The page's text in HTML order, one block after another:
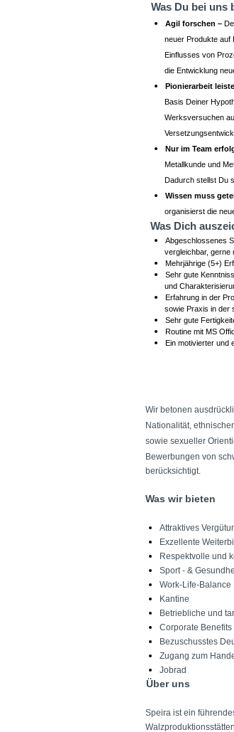
Was Du bei uns
Agil forschen –
neuer Produkte auf
Einflusses von
die Entwicklung
Pionierarbeit
Basis Deiner
Werksversuchen
Nur im Team
Metallkunde und
Dadurch stellst Du
Wissen muss
organisierst die
Was Dich
Abgeschlossenes
vergleichbar, gerne
Mehrjährige (5+)
Sehr gute
und
Erfahrung in der
sowie Praxis in der
Sehr gute
Routine mit MS
Ein motivierter und
Wir betonen
Nationalität,
sowie sexueller
Bewerbungen von
berücksichtigt.
Was wir bieten
Attraktives
Exzellente
Respektvolle und
Sport - &
Work-Life-Balance
Kantine
Betriebliche und
Corporate
Bezuschusstes
Zugang zum
Jobrad
Über uns
Speira ist ein